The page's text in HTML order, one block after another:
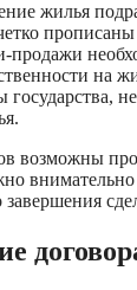
жилья
продажи
на
возможны